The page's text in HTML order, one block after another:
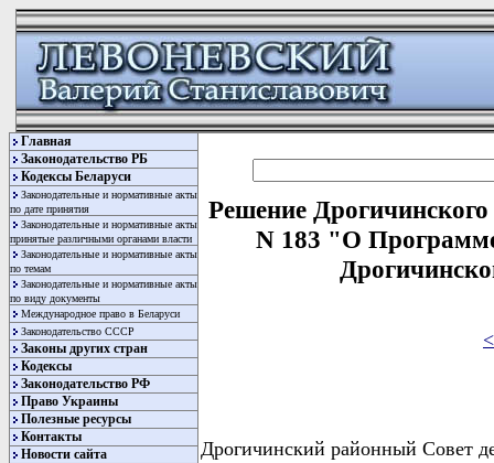
Главная
Законодательство РБ
Кодексы Беларуси
Законодательные и нормативные акты
по дате принятия
Законодательные и нормативные акты
принятые различными органами власти
Законодательные и нормативные акты
по темам
Законодательные и нормативные акты
по виду документы
Международное право в Беларуси
Законодательство СССР
Законы других стран
Кодексы
Законодательство РФ
Право Украины
Полезные ресурсы
Контакты
Новости сайта
Решение Дрогичинского
N 183 "О Программе
Дрогичинский районный Совет